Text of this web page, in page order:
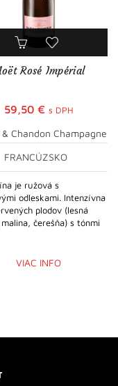
Rosé Impérial
59,50 € s DPH
Chandon Champagne
FRANCÚZSKO
je ružová s
odleskami. Intenzívna
plodov (lesná
čerešňa) s tónmi
VIAC INFO